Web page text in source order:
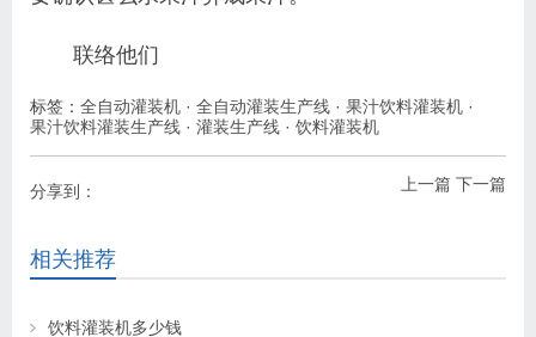
联络他们
标签： 全自动灌装机 · 全自动灌装生产线 · 果汁饮料灌装机 ·
果汁饮料灌装生产线 · 灌装生产线 · 饮料灌装机
上一篇 下一篇
分享到：
相关推荐
饮料灌装机多少钱